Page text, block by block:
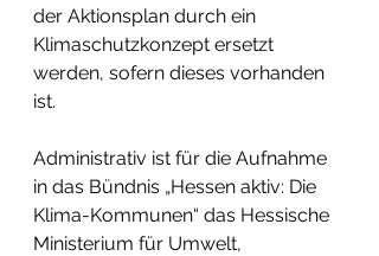
der Aktionsplan durch ein
Klimaschutzkonzept ersetzt
werden, sofern dieses vorhanden
ist.
Administrativ ist für die Aufnahme
in das Bündnis „Hessen aktiv: Die
Klima-Kommunen“ das Hessische
Ministerium für Umwelt,